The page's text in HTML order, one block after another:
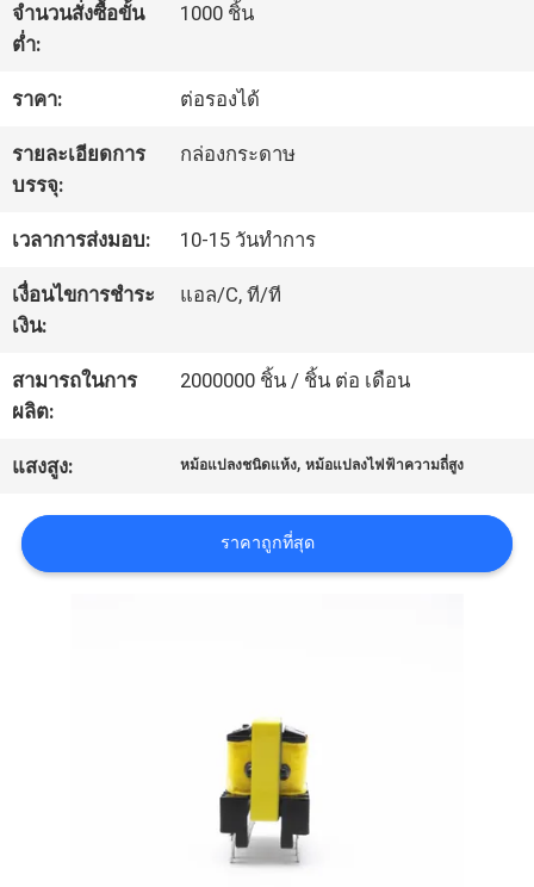
คุณภาพ
ติดต่อ
เรา
ข่าว
จำนวนสั่งซื้อขั้น
ต่ำ:
1000 ชิ้น
ราคา: ต่อรองได้
รายละเอียดการ
บรรจุ:
กล่องกระดาษ
เวลาการส่งมอบ: 10-15 วันทำการ
เงื่อนไขการชำระ
เงิน:
แอล/C, ที/ที
สามารถในการ
ผลิต:
2000000 ชิ้น / ชิ้น ต่อ เดือน
แสงสูง: หม้อแปลงชนิดแห้ง,หม้อแปลงไฟฟ้าความถี่สูง
ราคาถูกที่สุด